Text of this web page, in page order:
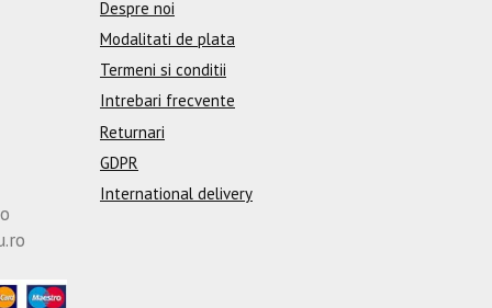
Despre noi
Modalitati de plata
Termeni si conditii
Intrebari frecvente
Returnari
GDPR
International delivery